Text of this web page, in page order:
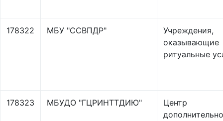
178322 МБУ "ССВПДР"
Учреждения,
оказывающие
ритуальные
178323 МБУДО "ГЦРИНТТДИЮ"
Центр